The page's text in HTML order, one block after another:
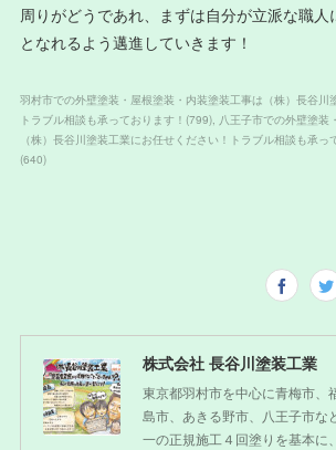
周りがどうであれ、まずは自分が立派な職人
となれるよう邁進していきます！
羽村市での外壁塗装・屋根塗装・内装塗装工事は（株）長谷川
トラブル相談も承っております！ (799) 八王子市での外壁塗装
（株）長谷川塗装工業にお任せください！トラブル相談も承っ
(640)
株式会社 長谷川塗装工業
東京都羽村市を中心に青梅市、
島市、あきる野市、八王子市な
一の正規施工４回塗りを基本に